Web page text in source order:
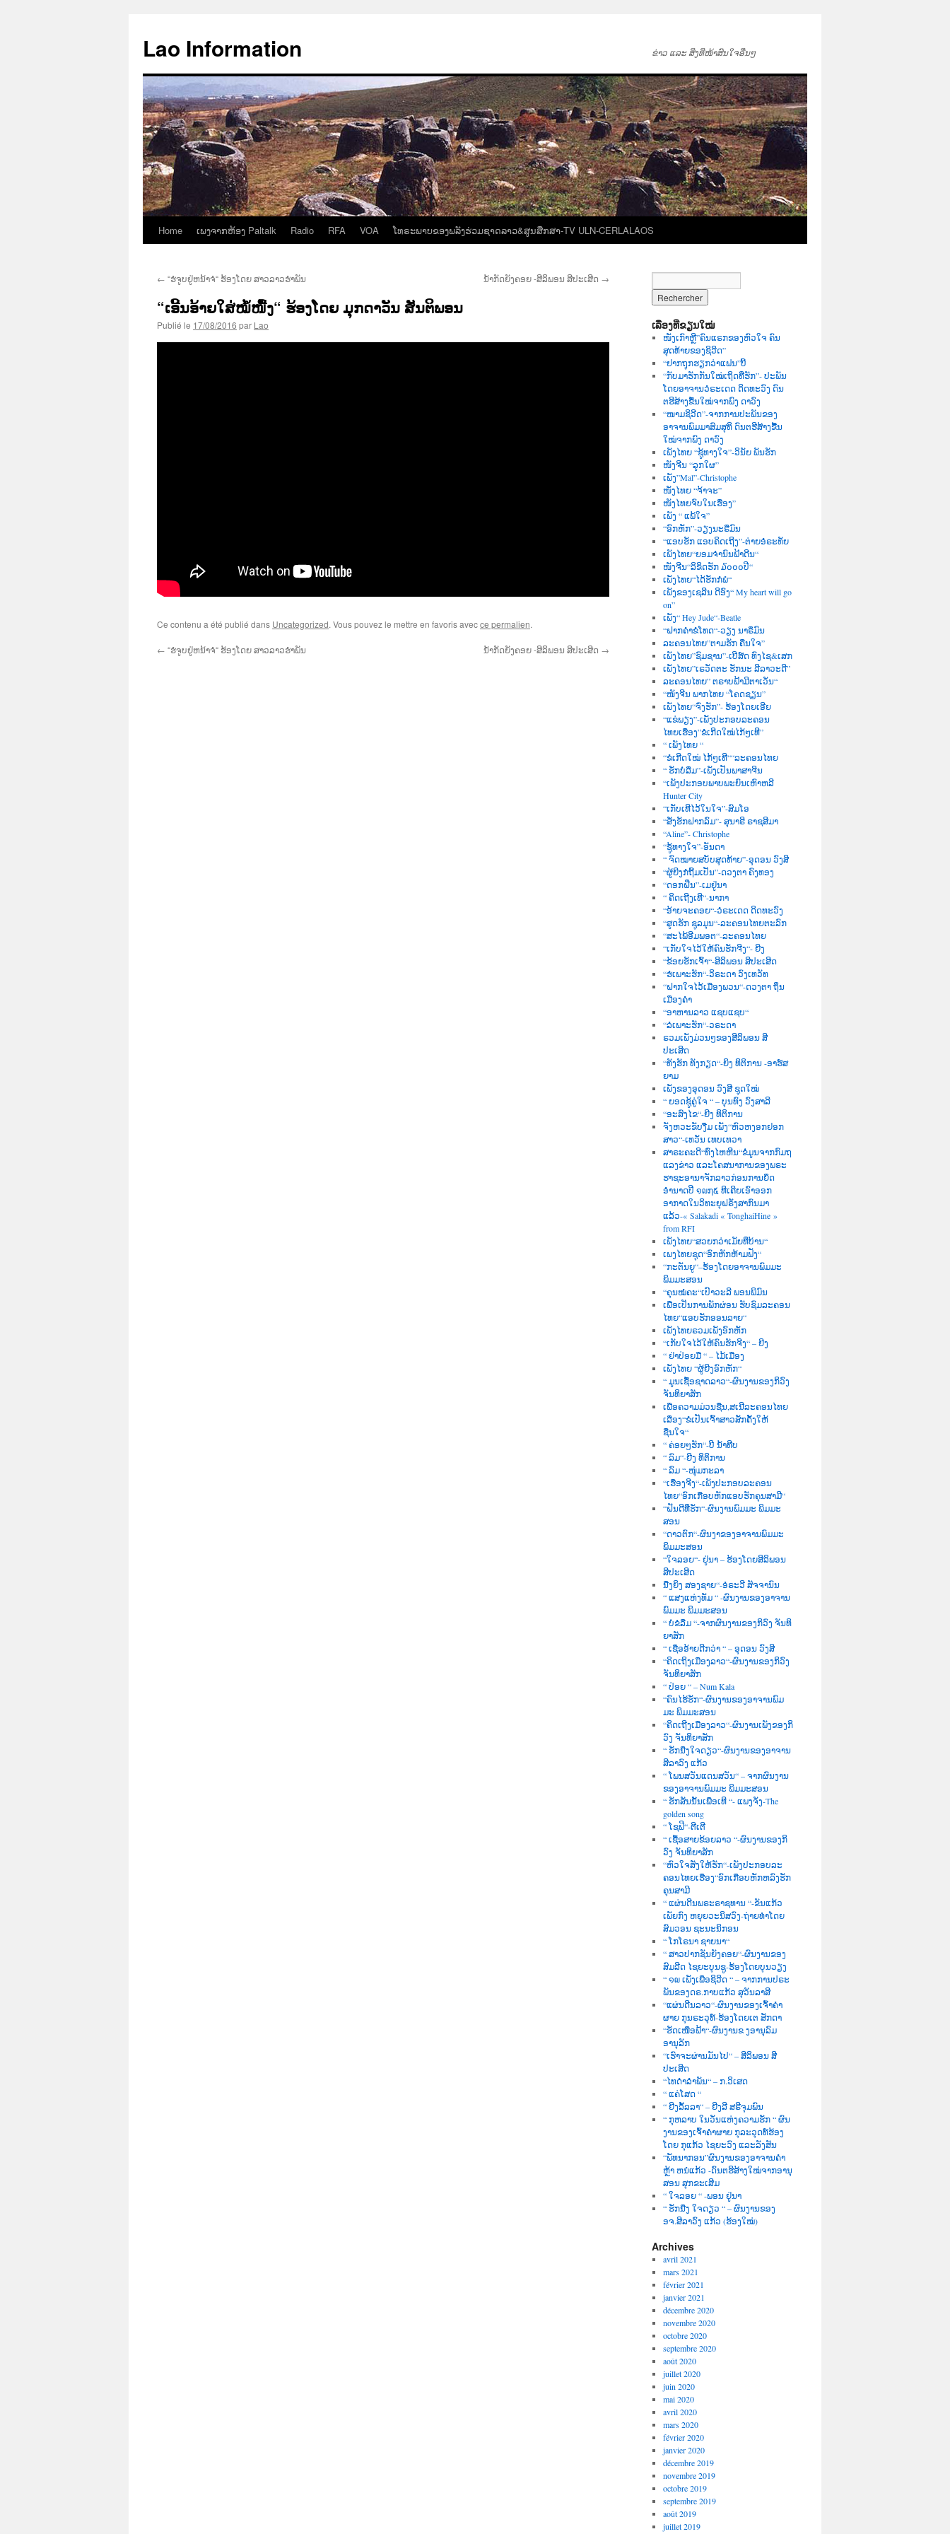
contenu
Lao Information ຂ່າວ ແລະ ສິ່ງທີ່ໜ້າສົນໃຈອື່ນໆ
Home ເພງຈາກຫ້ອງ Paltalk Radio RFA VOA ໂທຣະພາບຂອງພລັງຮ່ວມຊາດລາວ&ສູນສືກສາ-TV ULN-CERLALAOS
← “ຮໍຈູບຢູ່ຫນ້າຈໍ“ ຮ້ອງໂດຍ ສາວລາວຮຳພັນ ນໍ້າກັດຍັງຄອຍ -ສີລິພອນ ສີປະເສີດ →
“ເອີ້ນອ້າຍໃສ່ໝໍ້ໜື້ງ“ ຮ້ອງໂດຍ ມຸກດາວັນ ສັນຕິພອນ
Publié le 17/08/2016 par Lao
Ce contenu a été publié dans Uncategorized. Vous pouvez le mettre en favoris avecce permalien.
← “ຮໍຈູບຢູ່ຫນ້າຈໍ“ ຮ້ອງໂດຍ ສາວລາວຮຳພັນ ນໍ້າກັດຍັງຄອຍ -ສີລິພອນ ສີປະເສີດ →
ເລື່ອງທີ່ຂຽນໃໝ່
ໜັງເກົາຫຼີ”ຄົນແຣກຂອງຫົວໃຈ ຄົນ
ສຸດທ້າຍຂອງຊິວີດ”
“ຢາກຖຸກຮຽກວ່າແຟນ”ບີ້
“ກັບມາຮັກກັນໃໝ່ເຖິດທີ່ຮັກ”- ປະພັນ
ໂດຍອາຈານວໍຣະເດດ ດິດທະວົງ ດົນ
ຕຮີສ້າງຂື້ນໃໝ່ຈາກພົງ ດາວົງ
“ໜາມຊິວີດ”-ຈາກການປະພັນຂອງ
ອາຈານພົມມາສົມສຸທິ ດົນຕຮີສ້າງຂື້ນ
ໃໝ່ຈາກພົງ ດາວົງ
ເພັງໄທຍ “ຊູ້ທາງໃຈ”-ວິນັຍ ພັນຮັກ
ໜັງຈີນ “ລູກໃຜ”
ເພັງ”Mal”-Christophe
ໜັງໄທຍ “ຈ້າຈະ”
ໜັງໄທຍຈົບໃນເຮື່ອງ”
ເພັງ “ ແພ້ໃຈ”
“ອົກຫັກ”-ວຽງນະຣືມົນ
“ແອບຮັກ ແອບຄິດເຖີງ”-ຕ່າຍອໍຣະທັຍ
ເພັງໄທຍ“ຍອມຈຳນົນຟ້າດີນ“
ໜັງຈີນ“ລິຂິດຮັກ ໓໐໐໐ປີ“
ເພັງໄທຍ“ໄດ້ຮັກກໍພໍ“
ເພັງຂອງເຊລີນ ດີອົງ“ My heart will go
on”
ເພັງ“ Hey Jude“-Beatle
“ຝາກຄຳຂໍໂທດ“-ວຽງ ນາຣຶມົນ
ລະຄອນໄທຍ”ຕາມຮັກ ຄືນໃຈ”
ເພັງໄທຍ”ຊົມຊານ”-ເບີສ໌ດ ທົງໄຊ&ເສກ
ເພັງໄທຍ”ເຣວັດຕະ ຮັກນະ ລີລາວະດີ”
ລະຄອນໄທຍ” ຕຣາບຟ້າມີຕາເວັນ“
“ໜັງຈີນ ພາກໄທຍ “ໂຄດຊຽນ”
ເພັງໄທຍ“ຈົ່ງຮັກ”- ຮ້ອງໂດຍເອີຍ
“ແຂ່ພຽງ”-ເພັງປະກອບລະຄອນ
ໄທຍເຮື່ອງ”ຂໍເກີດໃໝ່ໄກ້ໆເທີ”
“ ເພັງໄທຍ “
“ຂໍເກີດໃໝ່ ໄກ້ໆເທີ““ລະຄອນໄທຍ
“ ຮັກບໍ່ລືມ”-ເພັງເປັນພາສາຈີນ
“ເພັງປະກອບພາບພະຍົນເຫົາຫລີ
Hunter City
“ເກັບເທີໄວ້ໃນໃຈ”-ສົມໂອ
“ສັ່ງຮັກຝາກລົມ”- ສຸນາຣີ ຣາຊສີມາ
“Aline”- Christophe
“ຊູ້ທາງໃຈ”-ອັນດາ
“ ຈົດໝາຍສບັບສຸດທ້າຍ”-ອຸດອນ ວົງສີ
“ຜູ້ຍີງກໍຖີ້ມເປັນ”-ດວງຕາ ຄົງທອງ
“ດອກຝີ່ນ”-ເມຢູ່ນາ
“ ຄິດເຖີງເທີ“-ນາກາ
“ອ້າຍຈະຄອຍ“-ວໍຣະເດດ ດິດທະວົງ
“ສູດຮັກ ຊຸລມຸນ“-ລະຄອນໄທຍຕະລົກ
“ສະໄພ້ອີມພອຕ“-ລະຄອນໄທຍ
“ເກັບໃຈໄວ້ໃຫ້ຄົນຮັກຈີງ“- ຍີງ
“ຂ້ອຍຮັກເຈົ້າ“-ສິລິພອນ ສີປະເສີດ
“ຮໍເພາະຮັກ“-ວິຣະດາ ວົງເທວັທ
“ຝາກໃຈໄວ້ເມືອງພວນ“-ດວງຕາ ຖິ່ນ
ເມືອງຄຳ
“ອາຫານລາວ ແຊບແຊບ“
“ລໍເພາະຮັກ“-ວຣະດາ
ຣວມເພັງມ່ວນໆຂອງສີລິພອນ ສີ
ປະເສີດ
“ທັງຮັກ ທັງກຽດ“-ຍິງ ທິຕິການ -ອາຮ໌ສ
ຍາມ
ເພັງຂອງອຸດອນ ວົງສີ ຊຸດໃໝ່
“ ຍອດຊູ້ຄູ່ໃຈ “ – ບຸນທົງ ວົງສາລີ
“ອະສົງໄຂ“-ຍີງ ທິຕິການ
ຈັງຫວະຂັບງື່ມ ເພັງ“ຫົວຫງອກຢອກ
ສາວ“-ເທວັນ ເທບເທວາ
ສາຣະຄະດີ“ທົ່ງໄຫຫີນ“ຂໍ່ມູນຈາກກົມຖ
ແລງຂ່າວ ແລະໂຄສນາການຂອງພຣະ
ຮາຊະອານາຈັກລາວກ່ອນການຍຶດ
ອຳນາດປີ ໑໙໗໕ ທີເຄີຍເອົາອອກ
ອາກາດໃນວິທະຍຸຝຣັ່ງສາກົນມາ
ແລ້ວ-« Salakadi « TonghaiHine »
from RFI
ເພັງໄທຍ“ສວຍກວ່າເມັຍທີ່ບ້ານ“
ເພງໄທຍຊຸດ“ອົກຫັກຫ້າມຟັງ“
“ກະຕັນຍູ“–ຮ້ອງໂດຍອາຈານພົມມະ
ພິມມະສອນ
“ຄຸນໝໍຄະ“ເປົາວະລີ ພອນພິມົນ
ເພື່ອເປັນການພັກຜ່ອນ ຮັບຊົມລະຄອນ
ໄທຍ“ແອບຮັກອອນລາຍ“
ເພັງໄທຍຣວມເພັງອົກຫັກ
“ເກັບໃຈໄວ້ໃຫ້ຄົນຮັກຈີງ“ – ຍີງ
“ ຢ່າປ່ອຍມື “ – ໄມ້ເມືອງ
ເພັງໄທຍ “ຜູ້ຍີງອົກຫັກ“
“ ມູນເຊື້ອຊາດລາວ“-ຜົນງານຂອງກິວົງ
ຈັນທິຍາສັກ
ເພື່ອຄວາມມ່ວນຊື່ນ,ສເນີລະຄອນໄທຍ
ເລື່ອງ“ຂໍເປັນເຈົ້າສາວສັກຄັ້ງໃຫ້
ຊື່ນໃຈ“
“ ຄ່ອຍໆຮັກ“-ບີ ນໍ້າທີບ
“ ລົມ“-ຍີງ ທິຕິການ
“ ລົມ “-ໜຸ່ມກະລາ
“ເຮື່ອງຈີງ“-ເພັງປະກອບລະຄອນ
ໄທຍ“ອົກເກືອບຫັກແອບຮັກຄຸນສາມີ“
“ຝັນດີທີ່ຮັກ“-ຜົນງານພົມມະ ພິມມະ
ສອນ
“ດາວຕົກ“-ຜົນງາຂອງອາຈານພົມມະ
ພິມມະສອນ
“ໃຈລອຍ“- ຢູ່ນາ – ຮ້ອງໂດຍສີລິພອນ
ສີປະເສີດ
ນື່ງຍິງ ສອງຊາຍ“-ອໍຣະວີ ສັຈຈານົນ
“ ແສງແຫ່ງທັມ “ -ຜົນງານຂອງອາຈານ
ພົມມະ ພິມມະສອນ
“ ບໍ່ຂໍລືມ “-ຈາກຜົນງານຂອງກິວົງ ຈັນທິ
ຍາສັກ
“ ເຊື່ອອ້າຍດີກວ່າ “ – ອຸດອນ ວົງສີ
“ຄິດເຖິງເມືອງລາວ“-ຜົນງານຂອງກິວົງ
ຈັນທິຍາສັກ
“ ປ່ອຍ “ – Num Kala
“ຄົນໄຮ້ຮັກ“-ຜົນງານຂອງອາຈານພົມ
ມະ ພິມມະສອນ
“ຄິດເຖີງເມືອງລາວ“-ຜົນງານເພັງຂອງກິ
ວົງ ຈັນທິຍາສັກ
“ ຮັກນື່ງໃຈດຽວ“-ຜົນງານຂອງອາຈານ
ສີລາວົງ ແກ້ວ
“ ໂພນສວັນແດນສວັນ“ – ຈາກຜົນງານ
ຂອງອາຈານພົມມະ ພິມມະສອນ
“ ຮັກສັນນັ້ນເພື່ອເທີ “- ແພງຈັງ-The
golden song
“ ໂຊຟີ“-ຕີເຕີ
“ ເຊື້ອສາຍຂ້ອຍລາວ “-ຜົນງານຂອງກິ
ວົງ ຈັນທິຍາສັກ
“ຫົວໃຈສັ່ງໃຫ້ຮັກ“-ເພັງປະກອບລະ
ຄອນໄທຍເຮື່ອງ“ອົກເກືອບຫັກຫລົງຮັກ
ຄຸນສາມີ
“ ແຜ່ນດີນພຣະຣາຊທານ “-ຂັນແກ້ວ
ເພັຍກົງ ຫຍຸຍວະນິສວົງ-ຖ່າຍທຳໂດຍ
ສົມວອນ ຊະນະນິກອນ
“ ໂກໂຣນາ ຊາຍນາ“
“ ສາວປາກຊັນຍັງຄອຍ“-ຜົນງານຂອງ
ສົມລີດ ໄຊຍະບຸນຊູ-ຮ້ອງໂດຍບຸນວຽງ
“ ໑໙ ເພັງເພື່ອຊິວີດ “ – ຈາກການປຣະ
ພັນຂອງດຣ.ກາບແກ້ວ ສຸວັນລາສີ
“ແຜ່ນດີນລາວ“-ຜົນງານຂອງເຈົ້າຄຳ
ຜາຍ ກຸນຣະວຸທ໌-ຮ້ອງໂດຍເຕ ສັກດາ
“ຮັດເໜືອຟ້າ“-ຜົນງານຂ ງອານຸລົມ
ອານຸລັກ
“ເຮົາຈະຜ່ານມັນໄປ“ – ສີລິພອນ ສີ
ປະເສີດ
“ໄທດຳລຳພັນ“ – ກ.ວິເສດ
“ ແຄ່ໂສດ “
“ ຍີງລັ້ລລາ“ – ຍີງລີ ສຣີຈຸມພົນ
“ ກຸຫລາບ ໃນວັນແຫ່ງຄວາມຮັກ “ ຜົນ
ງານຂອງເຈົ້າຄຳຜາຍ ກຸລະວຸດທ໌ຮ້ອງ
ໂດຍ ກຸແກ້ວ ໄຊຍະວົງ ແລະລັງສັນ
“ພັທນາກອນ”ຜົນງານຂອງອາຈານຄຳ
ຫຼ້າ ຫນໍແກ້ວ -ດົນຕຮີສ້າງໃໝ່ຈາກອານຸ
ສອນ ສຸກຂະເສີມ
“ ໃຈລອຍ “ -ພອນ ຢູ່ນາ
“ ຮັກນື່ງ ໃຈດຽວ “ – ຜົນງານຂອງ
ອຈ.ສີລາວົງ ແກ້ວ (ຮ້ອງໃໝ່)
Archives
avril 2021
mars 2021
février 2021
janvier 2021
décembre 2020
novembre 2020
octobre 2020
septembre 2020
août 2020
juillet 2020
juin 2020
mai 2020
avril 2020
mars 2020
février 2020
janvier 2020
décembre 2019
novembre 2019
octobre 2019
septembre 2019
août 2019
juillet 2019